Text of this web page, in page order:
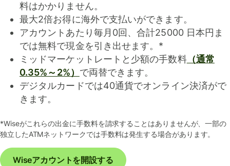
料はかかりません。
最大2倍お得に海外で支払いができます。
アカウントあたり毎月0回、合計25000 日本円ま
では無料で現金を引き出せます。*
ミッドマーケットレートと少額の手数料（通常
0.35%～2%） で両替できます。
デジタルカードでは40通貨でオンライン決済がで
きます。
*Wiseがこれらの出金に手数料を請求することはありませんが、一部の
独立したATMネットワークでは手数料は発生する場合があります。
Wiseアカウントを開設する